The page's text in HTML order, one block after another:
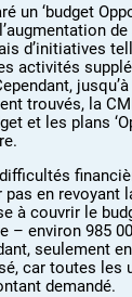
un ‘budget
d’initiatives
activités
trouvés, la
et les plans
pas en revoyant
à couvrir le
– environ 985
seulement
car toutes les
demandé.